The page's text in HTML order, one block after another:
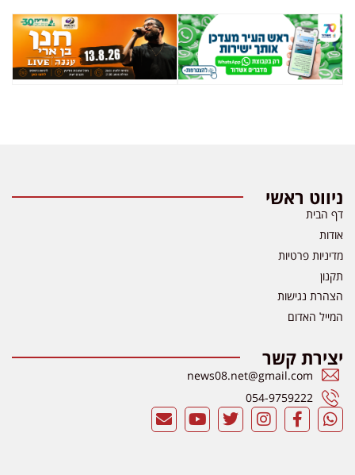
ניווט ראשי
דף הבית
אודות
מדיניות פרטיות
תקנון
הצהרת נגישות
המייל האדום
יצירת קשר
news08.net@gmail.com
054-9759222